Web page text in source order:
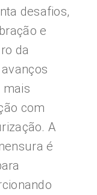
desafios,
e
da
mais
com
A
é